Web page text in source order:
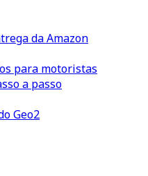
da Amazon
para motoristas
a passo
Geo2